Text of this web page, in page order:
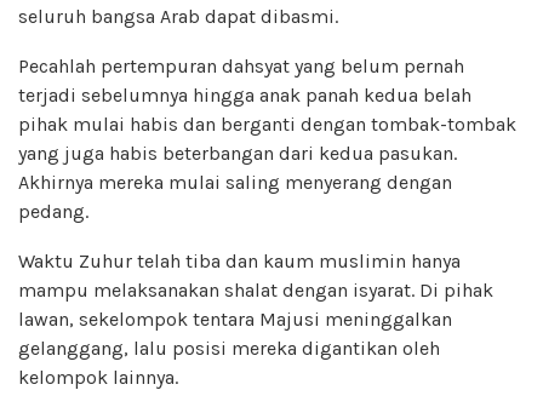
seluruh bangsa Arab dapat dibasmi.
Pecahlah pertempuran dahsyat yang belum pernah
terjadi sebelumnya hingga anak panah kedua belah
pihak mulai habis dan berganti dengan tombak-tombak
yang juga habis beterbangan dari kedua pasukan.
Akhirnya mereka mulai saling menyerang dengan
pedang.
Waktu Zuhur telah tiba dan kaum muslimin hanya
mampu melaksanakan shalat dengan isyarat. Di pihak
lawan, sekelompok tentara Majusi meninggalkan
gelanggang, lalu posisi mereka digantikan oleh
kelompok lainnya.